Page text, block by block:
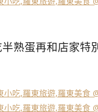
熟蛋再和店家特